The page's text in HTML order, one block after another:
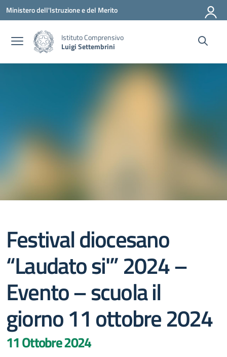
Vai ai contenuti
Vai al menu di navigazione
Vai al footer
Ministero dell'Istruzione e del Merito
Istituto Comprensivo
Luigi Settembrini
Festival diocesano
“Laudato si'” 2024 –
Evento – scuola il
giorno 11 ottobre 2024
11 Ottobre 2024